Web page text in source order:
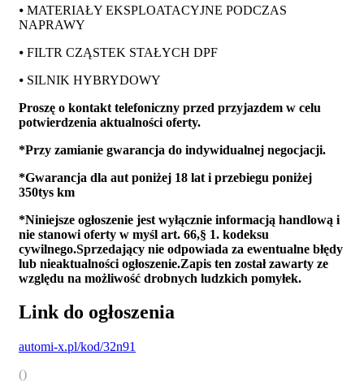
⦁ MATERIAŁY EKSPLOATACYJNE PODCZAS
NAPRAWY
⦁ FILTR CZĄSTEK STAŁYCH DPF
⦁ SILNIK HYBRYDOWY
Proszę o kontakt telefoniczny przed przyjazdem w celu
potwierdzenia aktualności oferty.
*Przy zamianie gwarancja do indywidualnej negocjacji.
*Gwarancja dla aut poniżej 18 lat i przebiegu poniżej
350tys km
*Niniejsze ogłoszenie jest wyłącznie informacją handlową i
nie stanowi oferty w myśl art. 66,§ 1. kodeksu
cywilnego.Sprzedający nie odpowiada za ewentualne błędy
lub nieaktualności ogłoszenie.Zapis ten został zawarty ze
względu na możliwość drobnych ludzkich pomyłek.
Link do ogłoszenia
automi-x.pl/kod/32n91
()